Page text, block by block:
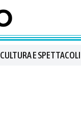
CULTURA E SPETTACOLI